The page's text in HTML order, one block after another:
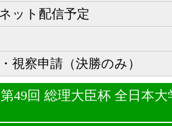
ット配信予定
視察申請（決勝のみ）
第49回 総理大臣杯 全日本